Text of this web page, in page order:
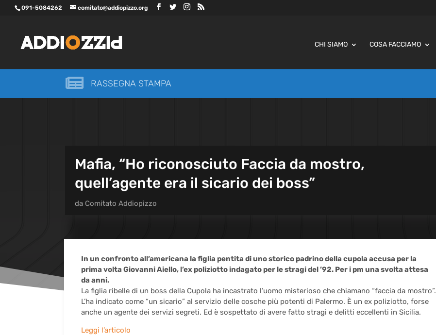
091-5084262 comitato@addiopizzo.org
CHI SIAMO COSA FACCIAMO
 RASSEGNA STAMPA
Mafia, “Ho riconosciuto Faccia da mostro,
quell’agente era il sicario dei boss”
da Comitato Addiopizzo
In un confronto all’americana la figlia pentita di uno storico padrino della cupola accusa per la
prima volta Giovanni Aiello, l’ex poliziotto indagato per le stragi del ’92. Per i pm una svolta attesa
da anni.
La figlia ribelle di un boss della Cupola ha incastrato l’uomo misterioso che chiamano “faccia da mostro”.
L’ha indicato come “un sicario” al servizio delle cosche più potenti di Palermo. È un ex poliziotto, forse
anche un agente dei servizi segreti. Ed è sospettato di avere fatto stragi e delitti eccellenti in Sicilia.
Leggi l’articolo